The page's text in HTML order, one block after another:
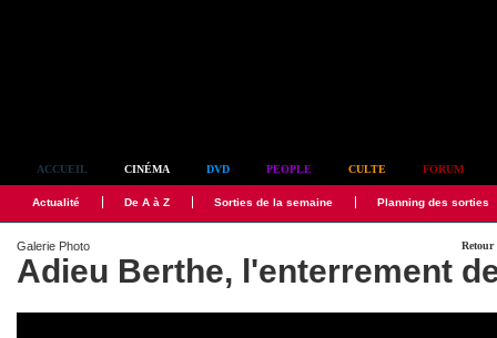
ACCUEIL CINÉMA DVD PEOPLE CULTE FORUM
Actualité De A à Z Sorties de la semaine Planning des sorties
Retour
Galerie Photo
Adieu Berthe, l'enterrement